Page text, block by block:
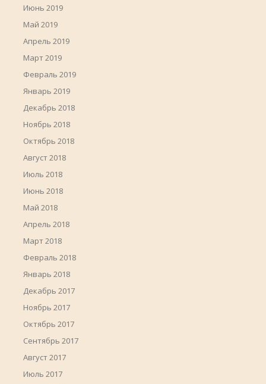
Июнь 2019
Май 2019
Апрель 2019
Март 2019
Февраль 2019
Январь 2019
Декабрь 2018
Ноябрь 2018
Октябрь 2018
Август 2018
Июль 2018
Июнь 2018
Май 2018
Апрель 2018
Март 2018
Февраль 2018
Январь 2018
Декабрь 2017
Ноябрь 2017
Октябрь 2017
Сентябрь 2017
Август 2017
Июль 2017